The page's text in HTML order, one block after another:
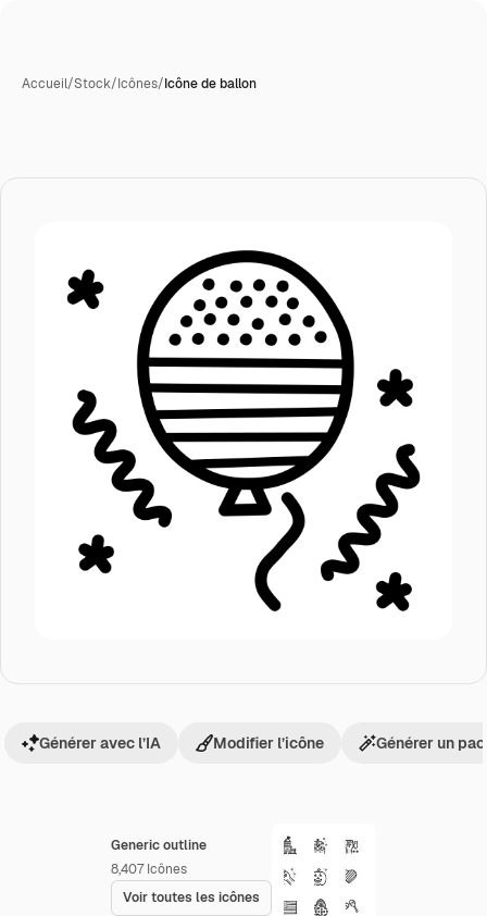
Accueil/Stock/Icônes/Icône de ballon
Generic outline
8,407 Icônes
Voir toutes les icônes
Générer avec l’IA Modifier l’icône Générer un